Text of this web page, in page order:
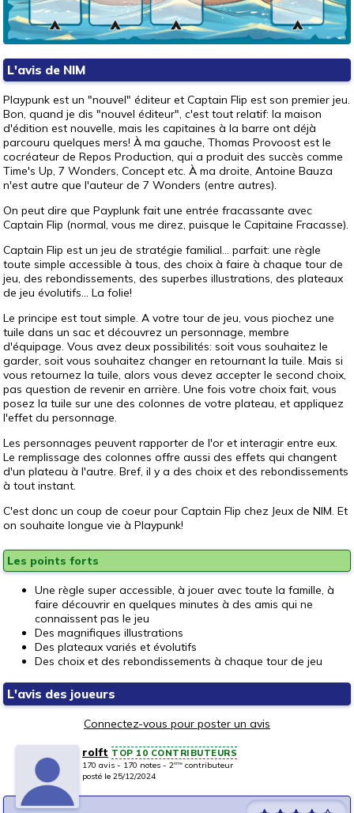
L'avis de NIM
Playpunk est un "nouvel" éditeur et Captain Flip est son premier jeu.
Bon, quand je dis "nouvel éditeur", c'est tout relatif: la maison
d'édition est nouvelle, mais les capitaines à la barre ont déjà
parcouru quelques mers! À ma gauche, Thomas Provoost est le
cocréateur de Repos Production, qui a produit des succès comme
Time's Up, 7 Wonders, Concept etc. À ma droite, Antoine Bauza
n'est autre que l'auteur de 7 Wonders (entre autres).
On peut dire que Payplunk fait une entrée fracassante avec
Captain Flip (normal, vous me direz, puisque le Capitaine Fracasse).
Captain Flip est un jeu de stratégie familial... parfait: une règle
toute simple accessible à tous, des choix à faire à chaque tour de
jeu, des rebondissements, des superbes illustrations, des plateaux
de jeu évolutifs... La folie!
Le principe est tout simple. A votre tour de jeu, vous piochez une
tuile dans un sac et découvrez un personnage, membre
d'équipage. Vous avez deux possibilités: soit vous souhaitez le
garder, soit vous souhaitez changer en retournant la tuile. Mais si
vous retournez la tuile, alors vous devez accepter le second choix,
pas question de revenir en arrière. Une fois votre choix fait, vous
posez la tuile sur une des colonnes de votre plateau, et appliquez
l'effet du personnage.
Les personnages peuvent rapporter de l'or et interagir entre eux.
Le remplissage des colonnes offre aussi des effets qui changent
d'un plateau à l'autre. Bref, il y a des choix et des rebondissements
à tout instant.
C'est donc un coup de coeur pour Captain Flip chez Jeux de NIM. Et
on souhaite longue vie à Playpunk!
Les points forts
Une règle super accessible, à jouer avec toute la famille, à
faire découvrir en quelques minutes à des amis qui ne
connaissent pas le jeu
Des magnifiques illustrations
Des plateaux variés et évolutifs
Des choix et des rebondissements à chaque tour de jeu
L'avis des joueurs
Connectez-vous pour poster un avis
rolft TOP 10 CONTRIBUTEURS
170 avis - 170 notes - 2ème contributeur
posté le 25/12/2024